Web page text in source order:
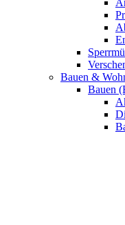
Bauen &
Bauen